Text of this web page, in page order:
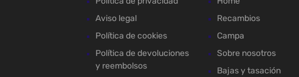
Aviso legal
Política de cookies
Política de devoluciones
y reembolsos
Recambios
Campa
Sobre nosotros
Bajas y tasación